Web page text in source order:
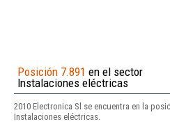
Posición 7.891 en el sector
Instalaciones eléctricas
2010 Electronica Sl se encuentra en la
Instalaciones eléctricas.